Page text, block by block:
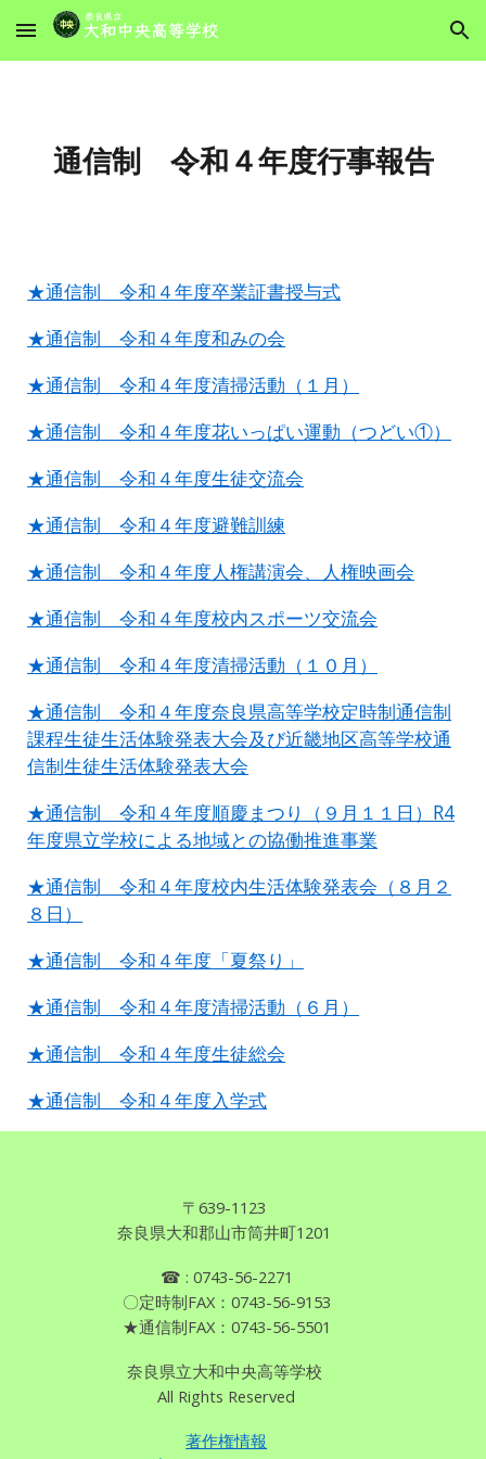
Skip to main content Skip to navigation
通信制 令和４年度行事報告
★通信制 令和４年度卒業証書授与式
★通信制 令和４年度和みの会
★通信制 令和４年度清掃活動（１月）
★通信制 令和４年度花いっぱい運動（つどい①）
★通信制 令和４年度生徒交流会
★通信制 令和４年度避難訓練
★通信制 令和４年度人権講演会、人権映画会
★通信制 令和４年度校内スポーツ交流会
★通信制 令和４年度清掃活動（１０月）
★通信制 令和４年度奈良県高等学校定時制通信制
課程生徒生活体験発表大会及び近畿地区高等学校通
信制生徒生活体験発表大会
★通信制 令和４年度順慶まつり（９月１１日）R4
年度県立学校による地域との協働推進事業
★通信制 令和４年度校内生活体験発表会（８月２
８日）
★通信制 令和４年度「夏祭り」
★通信制 令和４年度清掃活動（６月）
★通信制 令和４年度生徒総会
★通信制 令和４年度入学式
〒639-1123
奈良県大和郡山市筒井町1201
☎ : 0743-56-2271
〇定時制FAX：0743-56-9153
★通信制FAX：0743-56-5501
奈良県立大和中央高等学校
All Rights Reserved
著作権情報